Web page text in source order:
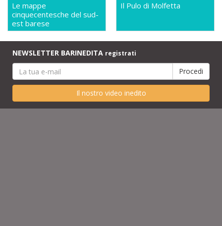
Le mappe
cinquecentesche del sud-
est barese
Il Pulo di Molfetta
NEWSLETTER BARINEDITA registrati
Il nostro video inedito